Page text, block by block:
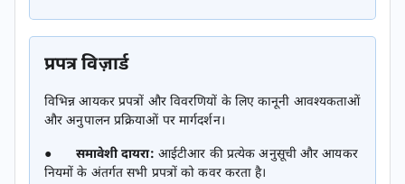
प्रपत्र विज़ार्ड
विभिन्न आयकर प्रपत्रों और विवरणियों के लिए कानूनी आवश्यकताओं
और अनुपालन प्रक्रियाओं पर मार्गदर्शन।
● समावेशी दायरा: आईटीआर की प्रत्येक अनुसूची और आयकर
नियमों के अंतर्गत सभी प्रपत्रों को कवर करता है।